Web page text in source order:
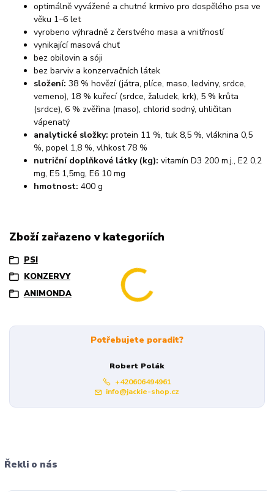
optimálně vyvážené a chutné krmivo pro dospělého psa ve
věku 1–6 let
vyrobeno výhradně z čerstvého masa a vnitřností
vynikající masová chuť
bez obilovin a sóji
bez barviv a konzervačních látek
složení: 38 % hovězí (játra, plíce, maso, ledviny, srdce,
vemeno), 18 % kuřecí (srdce, žaludek, krk), 5 % krůta
(srdce), 6 % zvěřina (maso), chlorid sodný, uhličitan
vápenatý
analytické složky: protein 11 %, tuk 8,5 %, vláknina 0,5
%, popel 1,8 %, vlhkost 78 %
nutriční doplňkové látky (kg): vitamín D3 200 m.j., E2 0,2
mg, E5 1,5mg, E6 10 mg
hmotnost: 400 g
Zboží zařazeno v kategoriích
PSI
KONZERVY
ANIMONDA
Potřebujete poradit?
Robert Polák
+420606494961
info@jackie-shop.cz
Řekli o nás